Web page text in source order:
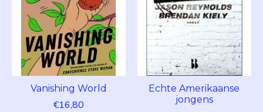
Vanishing World
€16,80
Echte Amerikaanse
jongens